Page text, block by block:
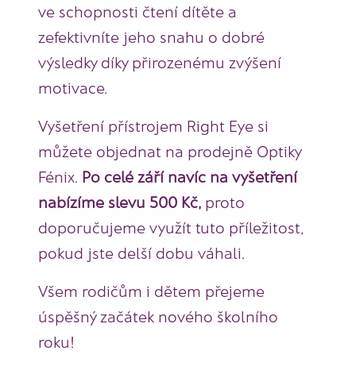
ve schopnosti čtení dítěte a
zefektivníte jeho snahu o dobré
výsledky díky přirozenému zvýšení
motivace.
Vyšetření přístrojem Right Eye si
můžete objednat na prodejně Optiky
Fénix. Po celé září navíc na vyšetření
nabízíme slevu 500 Kč, proto
doporučujeme využít tuto příležitost,
pokud jste delší dobu váhali.
Všem rodičům i dětem přejeme
úspěšný začátek nového školního
roku!